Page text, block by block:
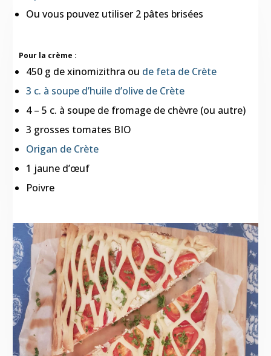
Ou vous pouvez utiliser 2 pâtes brisées
Pour la crème :
450 g de xinomizithra ou de feta de Crète
3 c. à soupe d’huile d’olive de Crète
4 – 5 c. à soupe de fromage de chèvre (ou autre)
3 grosses tomates BIO
Origan de Crète
1 jaune d’œuf
Poivre